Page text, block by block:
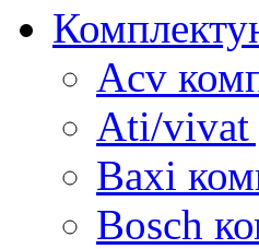
Acv
Ati/vivat
Baxi
Bosch